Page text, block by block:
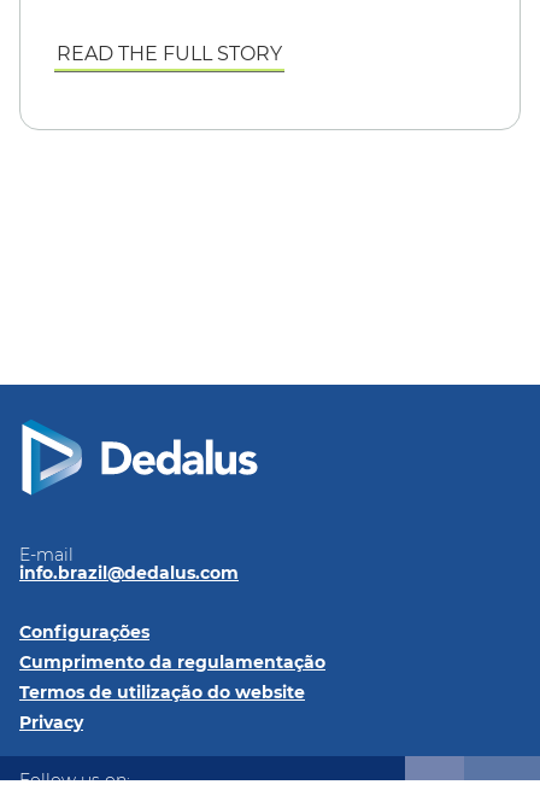
READ THE FULL STORY
E-mail
info.brazil@dedalus.com
Configurações
Cumprimento da regulamentação
Termos de utilização do website
Privacy
Follow us on: